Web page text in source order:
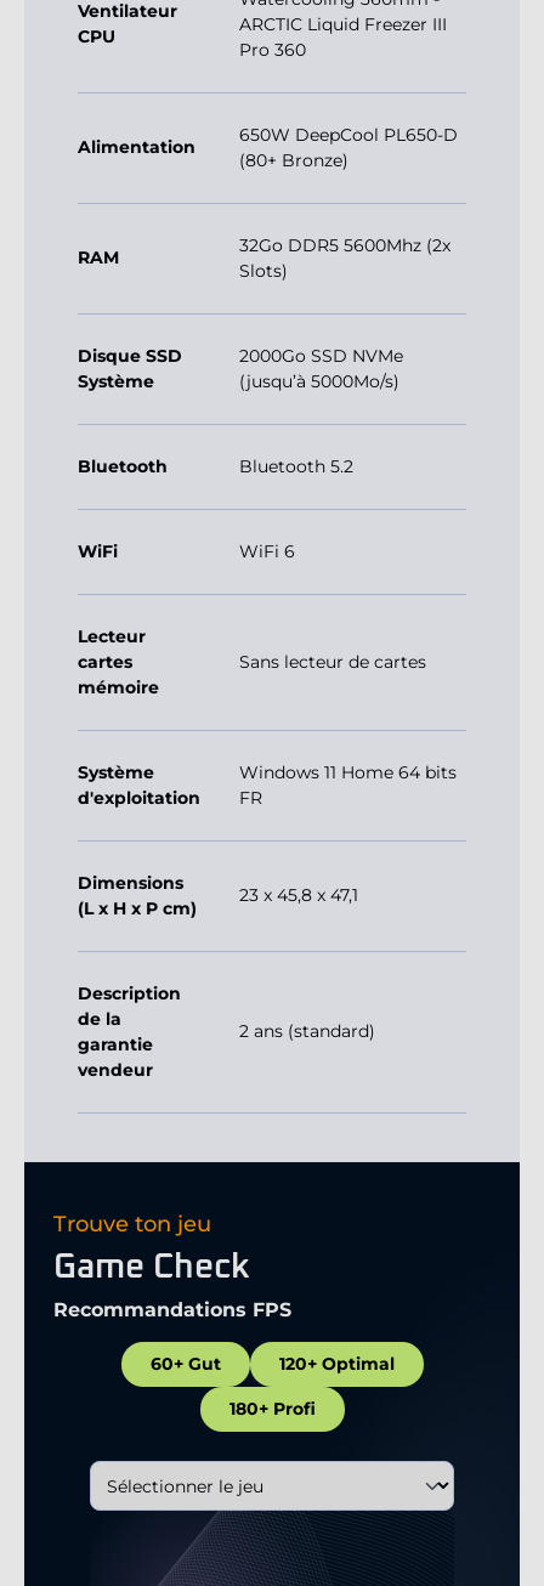
Ventilateur
CPU
ARCTIC Liquid Freezer III
Pro 360
Alimentation
650W DeepCool PL650-D
(80+ Bronze)
RAM
32Go DDR5 5600Mhz (2x
Slots)
Disque SSD
Système
2000Go SSD NVMe
(jusqu’à 5000Mo/s)
Bluetooth Bluetooth 5.2
WiFi WiFi 6
Lecteur
cartes
mémoire
Sans lecteur de cartes
Système
d'exploitation
Windows 11 Home 64 bits
FR
Dimensions
(L x H x P cm)
23 x 45,8 x 47,1
Description
de la
garantie
vendeur
2 ans (standard)
Trouve ton jeu
Game Check
Recommandations FPS
60+ Gut 120+ Optimal
180+ Profi